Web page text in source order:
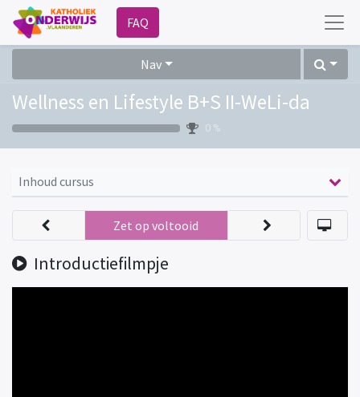
FAQ
Nav
Wellness en Lifestyle B+S II-WeLi-da
0 %
Inhoud cursus
Introductiefilmpje
Zet op voltooid